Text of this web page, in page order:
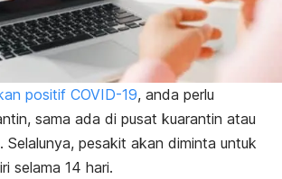
positif COVID-19, anda perlu
sama ada di pusat kuarantin atau
Selalunya, pesakit akan diminta untuk
selama 14 hari.